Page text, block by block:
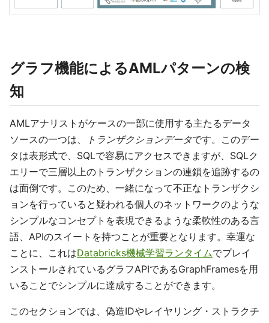
グラフ機能によるAMLパターンの検
知
AMLアナリストがケースの一部に使用する主たるデータ
ソースの一つは、
トランザクションデータです。このデー
タは表形式で、SQLで容易にアクセスできますが、SQLク
エリーで三層以上のトランザクションの連鎖を追跡するの
は面倒です。このため、一緒になって不正なトランザクシ
ョンを行っていると疑われる個人のネットワークのような
シンプルなコンセプトを表現できるような柔軟性のある言
語、APIのスイートを持つことが重要となります。幸運な
ことに、これはDatabricks機械学習ランタイムでプレイ
ンストールされているグラフAPIであるGraphFramesを用
いることでシンプルに達成することができます。
このセクションでは、偽造IDやレイヤリング・ストラクチ